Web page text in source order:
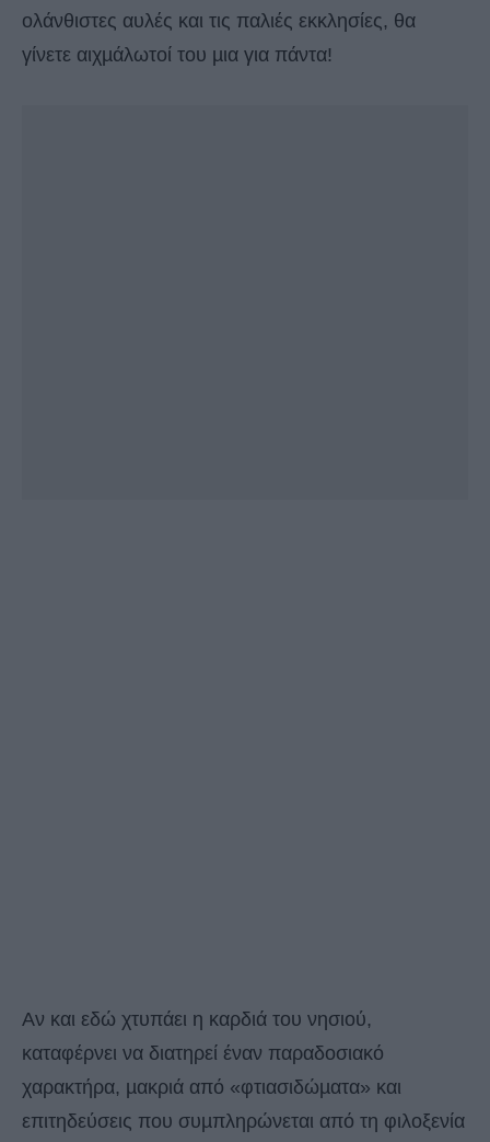
ολάνθιστες αυλές και τις παλιές εκκλησίες, θα
γίνετε αιχµάλωτοί του µια για πάντα!
Αν και εδώ χτυπάει η καρδιά του νησιού,
καταφέρνει να διατηρεί έναν παραδοσιακό
χαρακτήρα, µακριά από «φτιασιδώµατα» και
επιτηδεύσεις που συµπληρώνεται από τη φιλοξενία